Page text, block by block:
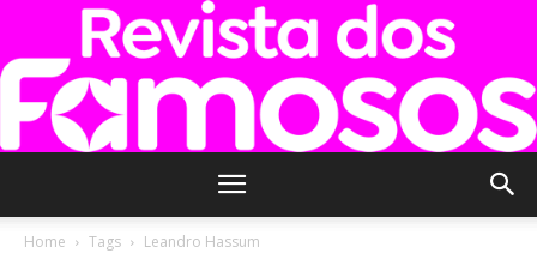
Home Tags Leandro Hassum